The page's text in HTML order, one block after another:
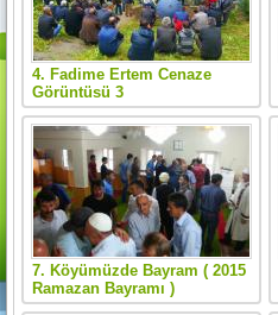
4. Fadime Ertem Cenaze
Görüntüsü 3
7. Köyümüzde Bayram ( 2015
Ramazan Bayramı )